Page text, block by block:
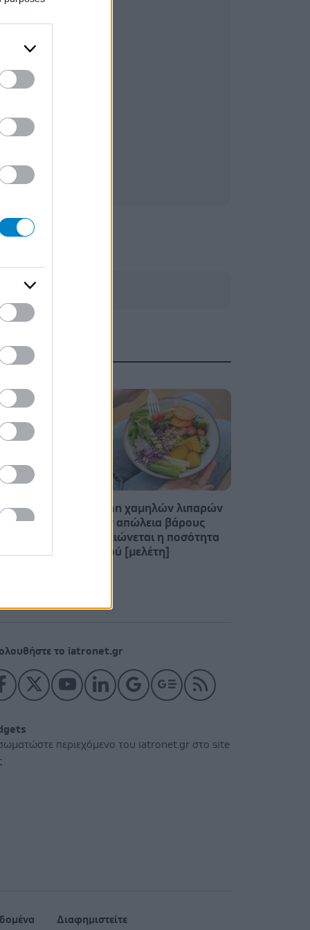
θα
Δίαιτα vegan χαμηλών λιπαρών
βοηθά στην απώλεια βάρους
χωρίς να μειώνεται η ποσότητα
του φαγητού [μελέτη]
το iatronet.gr
περιεχόμενο του iatronet.gr στο site
Διαφημιστείτε